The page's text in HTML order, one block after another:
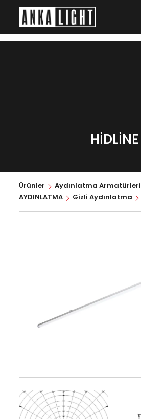
HİDLİNE
Ürünler Aydınlatma Armatürleri
AYDINLATMA
Gizli Aydınlatma